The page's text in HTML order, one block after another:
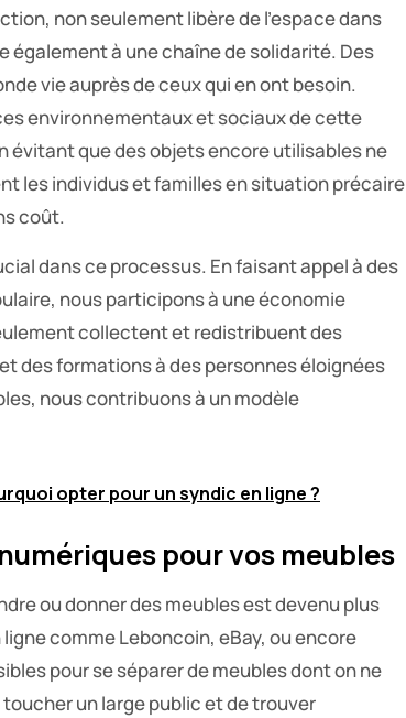
non seulement libère de l’espace dans
à une chaîne de solidarité. Des
vie auprès de ceux qui en ont besoin.
environnementaux et sociaux de cette
évitant que des objets encore utilisables ne
les individus et familles en situation précaire
coût.
dans ce processus. En faisant appel à des
nous participons à une économie
collectent et redistribuent des
des formations à des personnes éloignées
nous contribuons à un modèle
opter pour un syndic en ligne ?
pour vos meubles
ou donner des meubles est devenu plus
comme Leboncoin, eBay, ou encore
pour se séparer de meubles dont on ne
un large public et de trouver